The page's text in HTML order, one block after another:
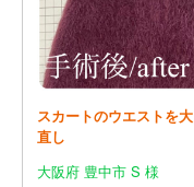
スカートのウエストを
直し
大阪府 豊中市 S 様